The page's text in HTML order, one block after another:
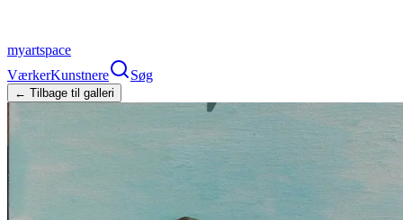
myartspace
VærkerKunstnere Søg
← Tilbage til galleri